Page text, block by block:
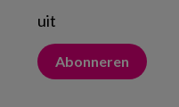
uit
Abonneren